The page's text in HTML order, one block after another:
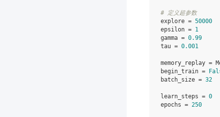
# 定义超参数
explore = 50000
epsilon = 1
gamma = 0.99
tau = 0.001
memory_replay =
begin_train =
batch_size = 32
learn_steps = 0
epochs = 250